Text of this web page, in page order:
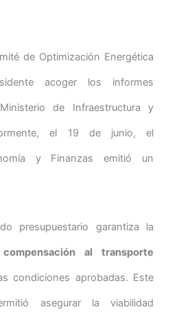
de Optimización Energética
acoger los informes
de Infraestructura y
el 19 de junio, el
y Finanzas emitió un
presupuestario garantiza la
compensación al transporte
condiciones aprobadas. Este
asegurar la viabilidad